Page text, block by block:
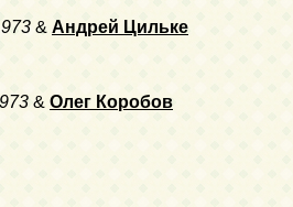
& Андрей Цильке
& Олег Коробов